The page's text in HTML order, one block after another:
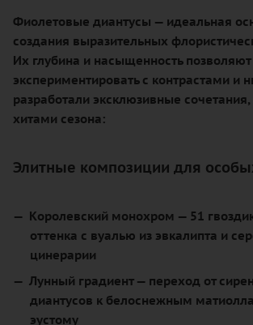
Фиолетовые диантусы — идеальная
создания выразительных
Их глубина и насыщенность позволяют
экспериментировать с контрастами и
разработали эксклюзивные
хитами сезона:
Элитные композиции для
Королевский монохром — 51
оттенка с вуалью из эвкалипта и
цинерарии
Лунный градиент— переход от
диантусов к белоснежным
эустому